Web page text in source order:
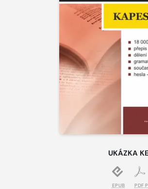
UKÁZKA
EPUB PDF